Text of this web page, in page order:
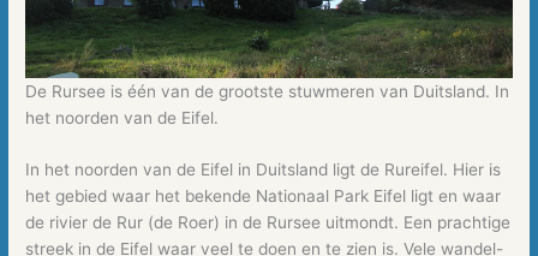
De Rursee is één van de grootste stuwmeren van Duitsland. In
het noorden van de Eifel.
In het noorden van de Eifel in Duitsland ligt de Rureifel. Hier is
het gebied waar het bekende Nationaal Park Eifel ligt en waar
de rivier de Rur (de Roer) in de Rursee uitmondt. Een prachtige
streek in de Eifel waar veel te doen en te zien is. Vele wandel-